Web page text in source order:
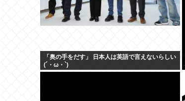
「奥の手をだす」 日本人は英語で言えないらしい
(´・ω・`)